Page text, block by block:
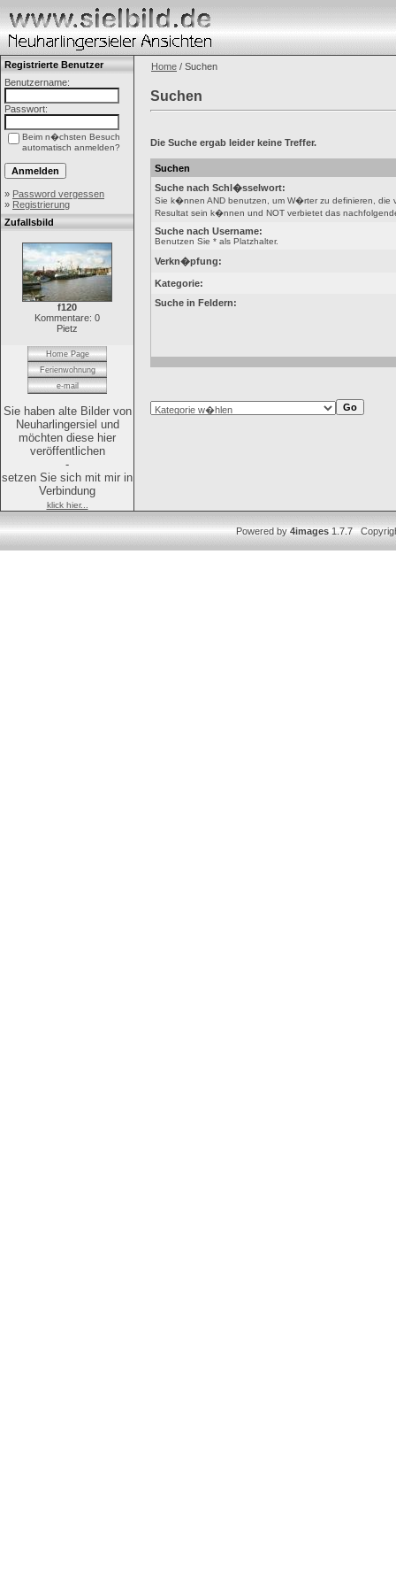
Registrierte Benutzer
Benutzername:
Passwort:
Beim n�chsten Besuch
automatisch anmelden?
» Password vergessen
» Registrierung
Zufallsbild
f120
Kommentare: 0
Pietz
Home Page
Ferienwohnung
e-mail
Sie haben alte Bilder von
Neuharlingersiel und
möchten diese hier
veröffentlichen
-
setzen Sie sich mit mir in
Verbindung
klick hier...
Home / Suchen
Suchen
Die Suche ergab leider keine Treffer.
Suchen
Suche nach Schl�sselwort:
Sie k�nnen AND benutzen, um W�rter zu definieren,
Resultat sein k�nnen und NOT verbietet das
Suche nach Username:
Benutzen Sie * als Platzhalter.
Verkn�pfung:
Kategorie:
Suche in Feldern:
Powered by4images1.7.7